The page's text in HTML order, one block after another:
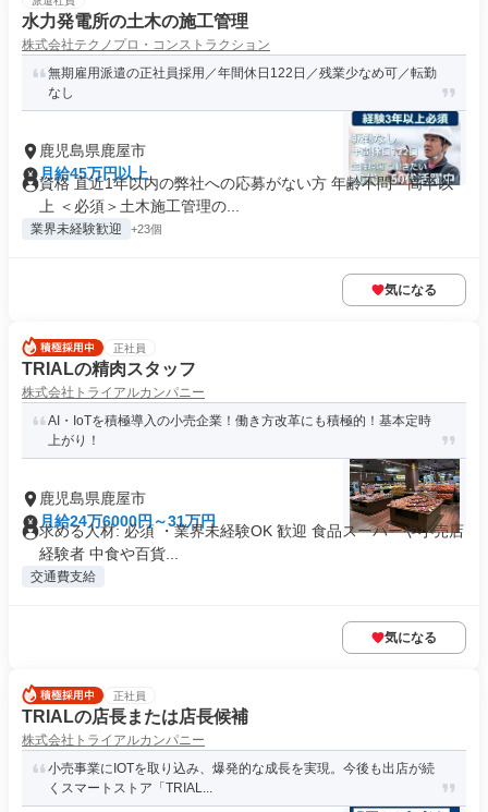
水力発電所の土木の施工管理
株式会社テクノプロ・コンストラクション
無期雇用派遣の正社員採用／年間休日122日／残業少なめ可／転勤
なし
鹿児島県鹿屋市
月給45万円以上
資格 直近1年以内の弊社への応募がない方 年齢不問・高卒以
上 ＜必須＞土木施工管理の...
業界未経験歓迎 +23個
気になる
正社員
TRIALの精肉スタッフ
株式会社トライアルカンパニー
AI・IoTを積極導入の小売企業！働き方改革にも積極的！基本定時
上がり！
鹿児島県鹿屋市
月給24万6000円～31万円
求める人材: 必須 ・業界未経験OK 歓迎 食品スーパーや小売店
経験者 中食や百貨...
交通費支給
気になる
正社員
TRIALの店長または店長候補
株式会社トライアルカンパニー
小売事業にIOTを取り込み、爆発的な成長を実現。今後も出店が続
くスマートストア「TRIAL...